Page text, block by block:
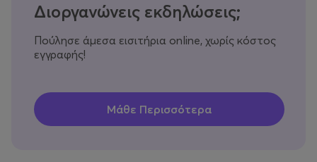
Διοργανώνεις εκδηλώσεις;
Πούλησε άμεσα εισιτήρια online, χωρίς κόστος
εγγραφής!